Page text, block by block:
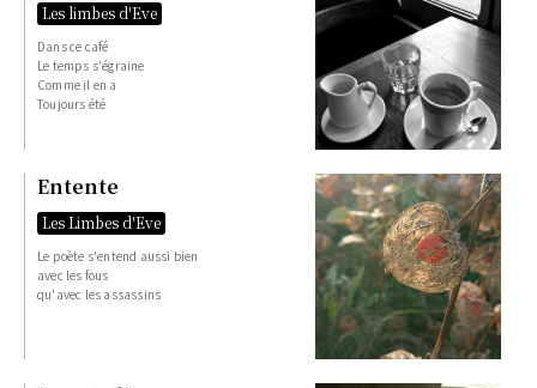
Les limbes d'Eve
Dans ce café
Le temps s'égraine
Comme il en a
Toujours été
Entente
Les Limbes d'Eve
Le poète s'entend aussi bien
avec les fous
qu'avec les assassins